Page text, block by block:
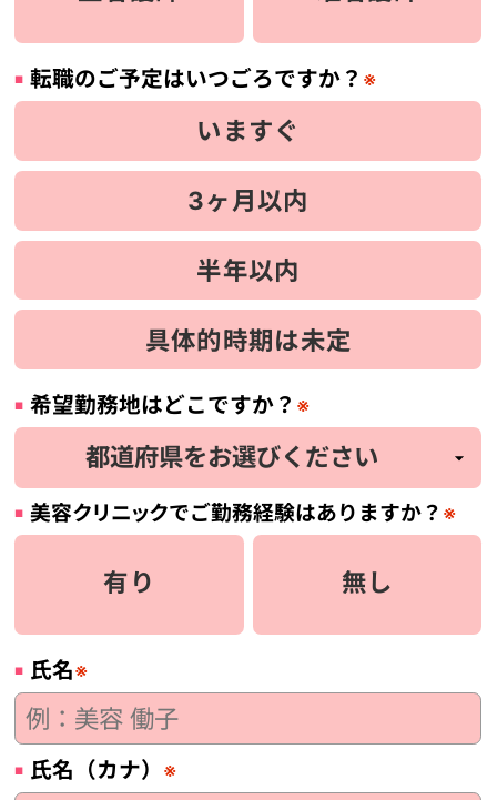
転職のご予定はいつごろですか？ ※
いますぐ
3ヶ月以内
半年以内
具体的時期は未定
希望勤務地はどこですか？ ※
美容クリニックでご勤務経験はありますか？ ※
有り 無し
氏名※
氏名（カナ） ※